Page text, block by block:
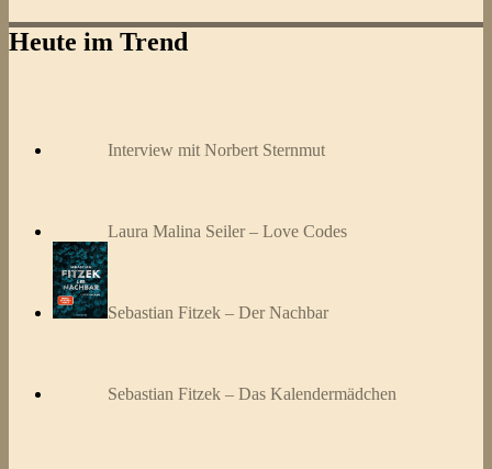
Heute im Trend
Interview mit Norbert Sternmut
Laura Malina Seiler – Love Codes
Sebastian Fitzek – Der Nachbar
Sebastian Fitzek – Das Kalendermädchen